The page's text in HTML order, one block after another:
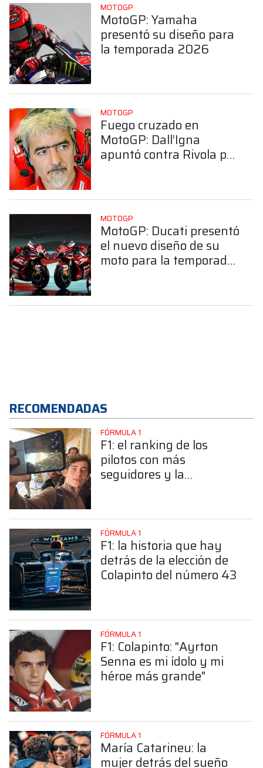
MOTOGP
MotoGP: Yamaha
presentó su diseño para
la temporada 2026
MOTOGP
Fuego cruzado en
MotoGP: Dall’Igna
apuntó contra Rivola por
MOTOGP
MotoGP: Ducati presentó
el nuevo diseño de su
moto para la temporada
RECOMENDADAS
FÓRMULA 1
F1: el ranking de los
pilotos con más
seguidores y la
FÓRMULA 1
F1: la historia que hay
detrás de la elección de
Colapinto del número 43
FÓRMULA 1
F1: Colapinto: "Ayrton
Senna es mi ídolo y mi
héroe más grande"
FÓRMULA 1
María Catarineu: la
mujer detrás del sueño